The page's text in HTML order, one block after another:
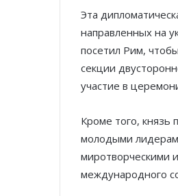
Эта
направленных на
посетил Рим,
секции
участие в
Кроме того, князь
молодыми
миротворческими
международного